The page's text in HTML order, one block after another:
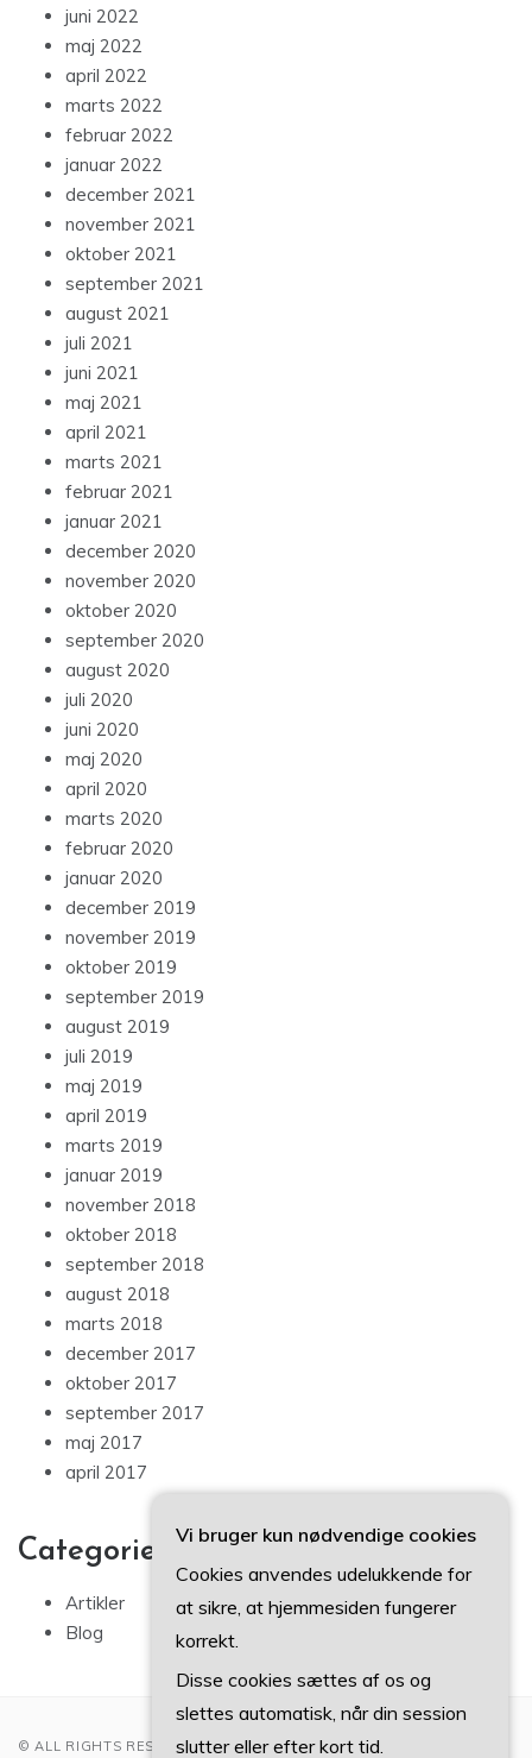
juni 2022
maj 2022
april 2022
marts 2022
februar 2022
januar 2022
december 2021
november 2021
oktober 2021
september 2021
august 2021
juli 2021
juni 2021
maj 2021
april 2021
marts 2021
februar 2021
januar 2021
december 2020
november 2020
oktober 2020
september 2020
august 2020
juli 2020
juni 2020
maj 2020
april 2020
marts 2020
februar 2020
januar 2020
december 2019
november 2019
oktober 2019
september 2019
august 2019
juli 2019
maj 2019
april 2019
marts 2019
januar 2019
november 2018
oktober 2018
september 2018
august 2018
marts 2018
december 2017
oktober 2017
september 2017
maj 2017
april 2017
Categories
Artikler
Blog
© ALL RIGHTS RESERVED 2022
Vi bruger kun nødvendige cookies
Cookies anvendes udelukkende for
at sikre, at hjemmesiden fungerer
korrekt.
Disse cookies sættes af os og
slettes automatisk, når din session
slutter eller efter kort tid.